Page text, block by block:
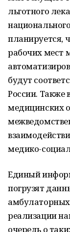
льготного
планируется,
рабочих мест
будут
России. Также
медицинских
медико-
Единый
погрузят
амбулаторных
реализации
очередь о